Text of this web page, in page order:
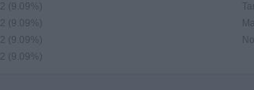
2 (9.09%)
2 (9.09%)
2 (9.09%)
2 (9.09%)